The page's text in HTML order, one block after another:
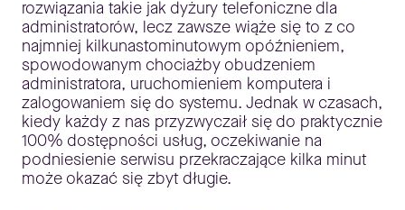
rozwiązania takie jak dyżury telefoniczne dla
administratorów, lecz zawsze wiąże się to z co
najmniej kilkunastominutowym opóźnieniem,
spowodowanym chociażby obudzeniem
administratora, uruchomieniem komputera i
zalogowaniem się do systemu. Jednak w czasach,
kiedy każdy z nas przyzwyczaił się do praktycznie
100% dostępności usług, oczekiwanie na
podniesienie serwisu przekraczające kilka minut
może okazać się zbyt długie.